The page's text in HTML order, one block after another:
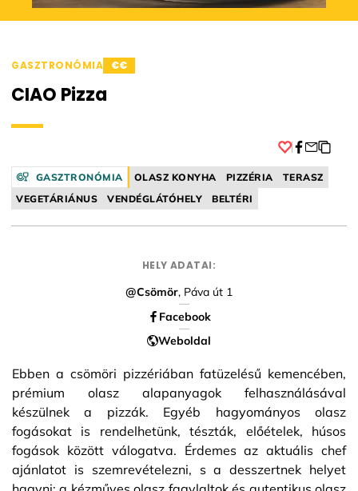
GASZTRONÓMIA €€
CIAO Pizza
GASZTRONÓMIA OLASZ KONYHA PIZZÉRIA
TERASZ
VEGETÁRIÁNUS
VENDÉGLÁTÓHELY BELTÉRI
HELY ADATAI:
@Csömör, Páva út 1
Facebook
Weboldal
Ebben a csömöri pizzériában fatüzelésű kemencében,
prémium olasz alapanyagok felhasználásával
készülnek a pizzák. Egyéb hagyományos olasz
fogásokat is rendelhetünk, tészták, előételek, húsos
fogások között válogatva. Érdemes az aktuális chef
ajánlatot is szemrevételezni, s a desszertnek helyet